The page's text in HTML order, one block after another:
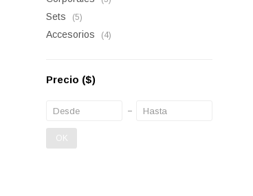
Sets (5)
Accesorios (4)
Precio ($)
OK